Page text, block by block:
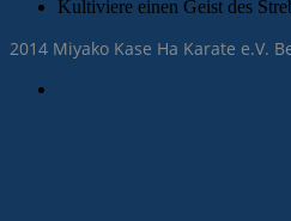
Kultiviere einen Geist des
2014 Miyako Kase Ha Karate e.V.